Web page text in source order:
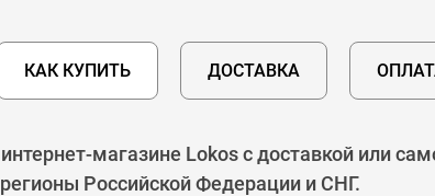
КАК КУПИТЬ ДОСТАВКА
магазине Lokos с доставкой или
Российской Федерации и СНГ.